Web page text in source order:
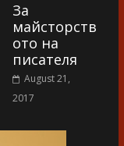
За
майсторств
ото на
писателя
August 21,
2017